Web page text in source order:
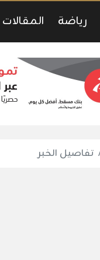
رياضة المقالات
تفاصيل الخبر